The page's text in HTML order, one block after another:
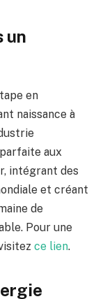
un
en
naissance à
aux
intégrant des
et créant
de
Pour une
ce lien.